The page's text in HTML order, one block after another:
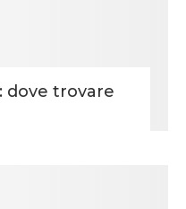
dove trovare